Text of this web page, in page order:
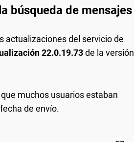
búsqueda de mensajes
actualizaciones del servicio de
22.0.19.73de la versión
muchos usuarios estaban
de envío.